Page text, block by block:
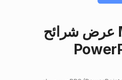
عرض شرائح Microsoft